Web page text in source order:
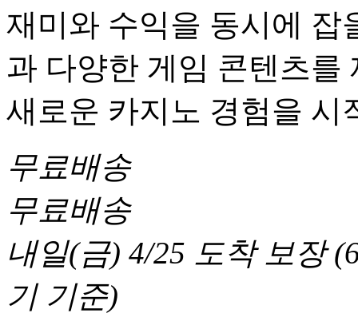
재미와 수익을 동시에 잡
과 다양한 게임 콘텐츠를
새로운 카지노 경험을 시
무료배송
무료배송
내일(금) 4/25 도착 보장(
기 기준)